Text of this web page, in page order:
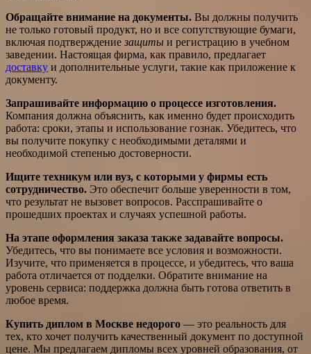
Обращайте внимание на документы. Вы должны получить
не только готовый продукт, но и все сопутствующие бумаги,
включая подтверждение защиты и регистрацию в учебном
заведении. Настоящая фирма, как правило, предлагает
доставку и дополнительные услуги, такие как приложение к
документу.
Запрашивайте информацию о процессе изготовления.
Компания должна объяснить, как именно будет происходить
работа: сроки, этапы и использование гознак. Убедитесь, что
вы получите покупку с необходимыми деталями и
необходимой степенью достоверности.
Ищите техникум или вуз, с которыми у фирмы есть
сотрудничество. Это обеспечит больше уверенности в том,
что результат не вызовет вопросов. Расспрашивайте о
прошедших проектах и случаях успешной работы.
На этапе оформления заказа также задавайте вопросы.
Убедитесь, что вы понимаете все условия и возможности.
Изучите, что применяется в процессе, и убедитесь, что ваша
работа отличается от подделки. Обратите внимание на
уровень сервиса: поддержка должна быть готова ответить в
любое время.
Купить диплом в Москве недорого — это реальность для
тех, кто хочет получить качественный документ по доступной
цене. Мы предлагаем дипломы всех уровней образования, от